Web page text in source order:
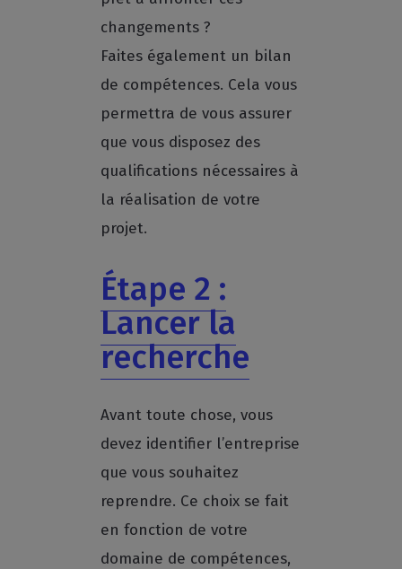
changements ?
Faites également un bilan
de compétences. Cela vous
permettra de vous assurer
que vous disposez des
qualifications nécessaires à
la réalisation de votre
projet.
Étape 2 :
Lancer la
recherche
Avant toute chose, vous
devez identifier l’entreprise
que vous souhaitez
reprendre. Ce choix se fait
en fonction de votre
domaine de compétences,